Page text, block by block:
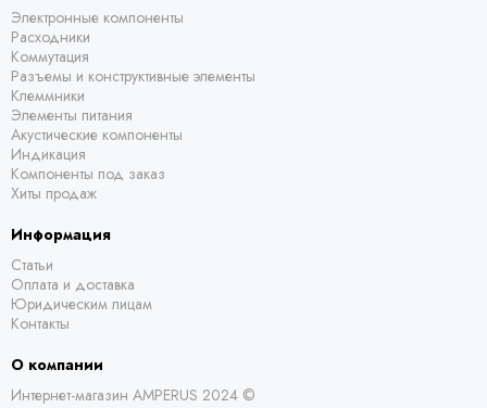
Электронные компоненты
Расходники
Коммутация
Разъемы и конструктивные элементы
Клеммники
Элементы питания
Акустические компоненты
Индикация
Компоненты под заказ
Хиты продаж
Информация
Статьи
Оплата и доставка
Юридическим лицам
Контакты
О компании
Интернет-магазин AMPERUS 2024 ©